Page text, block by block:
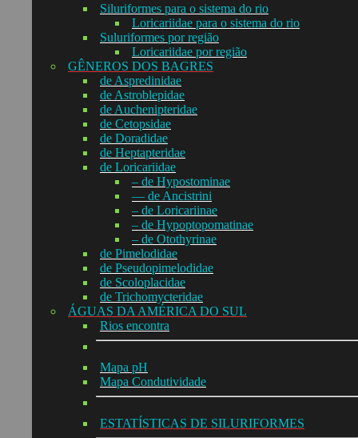
Siluriformes para o sistema do rio
Loricariidae para o sistema do rio
Suluriformes por região
Loricariidae por região
GÊNEROS DOS BAGRES
de Aspredinidae
de Astroblepidae
de Auchenipteridae
de Cetopsidae
de Doradidae
de Heptapteridae
de Loricariidae
– de Hypostominae
— de Ancistrini
– de Loricariinae
– de Hypoptopomatinae
– de Otothyrinae
de Pimelodidae
de Pseudopimelodidae
de Scoloplacidae
de Trichomycteridae
ÁGUAS DA AMÉRICA DO SUL
Rios encontra
Mapa pH
Mapa Condutividade
ESTATÍSTICAS DE SILURIFORMES